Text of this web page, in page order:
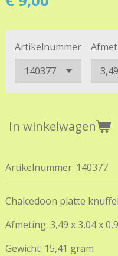
Artikelnummer
In winkelwagen
Artikelnummer: 140377
Chalcedoon platte
Afmeting: 3,49 x 3,04 x
Gewicht: 15,41 gram